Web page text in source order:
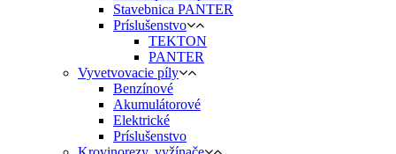
Stavebnica PANTER
Príslušenstvo
TEKTON
PANTER
Vyvetvovacie píly
Benzínové
Akumulátorové
Elektrické
Príslušenstvo